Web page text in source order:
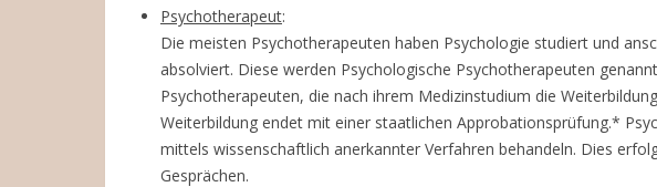
Psychotherapeut:
Die meisten Psychotherapeuten haben Psychologie studiert und
absolviert. Diese werden Psychologische Psychotherapeuten
Psychotherapeuten, die nach ihrem Medizinstudium die
Weiterbildung endet mit einer staatlichen Approbationsprüfung.*
mittels wissenschaftlich anerkannter Verfahren behandeln. Dies
Gesprächen.